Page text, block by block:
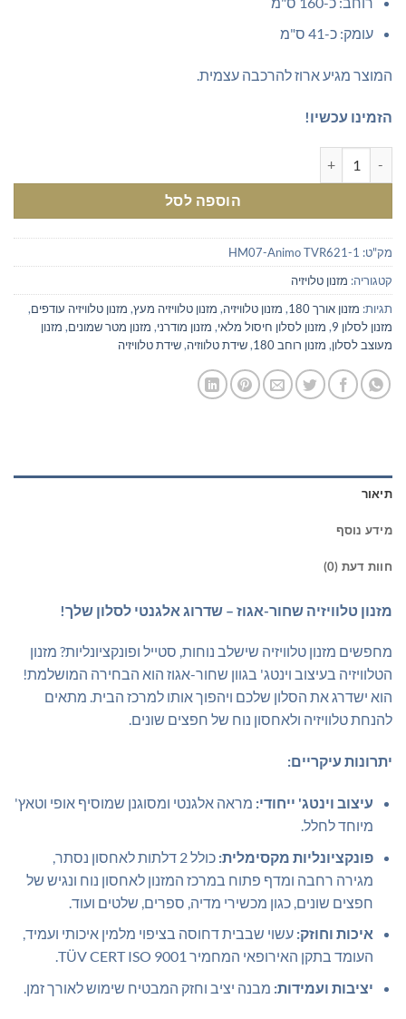
עומק: כ-41 ס"מ
המוצר מגיע ארוז להרכבה עצמית.
הזמינו עכשיו!
הוספה לסל
מק"ט: HM07-Animo TVR621-1
קטגוריה: מזנון טלויזיה
תגיות: מזנון אורך 180 , מזנון טלוויזיה, מזנון טלוויזיה מעץ, מזנון טלוויזיה עודפים,
מזנון לסלון 9
, מזנון לסלון חיסול מלאי, מזנון מודרני, מזנון מטר שמונים, מזנון
מעוצב לסלון, מזנון רוחב 180 ,שידת טלווזיה,שידת טלוויזיה
תיאור
מידע נוסף
חוות דעת (0)
מזנון טלוויזיה שחור-אגוז – שדרוג אלגנטי לסלון שלך!
מחפשים מזנון טלוויזיה שישלב נוחות, סטייל ופונקציונליות? מזנון
הטלוויזיה בעיצוב וינטג' בגוון שחור-אגוז הוא הבחירה המושלמת!
הוא ישדרג את הסלון שלכם ויהפוך אותו למרכז הבית. מתאים
להנחת טלוויזיה ולאחסון נוח של חפצים שונים.
יתרונות עיקריים:
עיצוב וינטג' ייחודי: מראה אלגנטי ומסוגנן שמוסיף אופי וטאץ'
מיוחד לחלל.
פונקציונליות מקסימלית:
כולל 2 דלתות לאחסון נסתר,
מגירה רחבה ומדף פתוח במרכז המזנון לאחסון נוח ונגיש של
חפצים שונים, כגון מכשירי מדיה, ספרים, שלטים ועוד.
איכות וחוזק: עשוי שבבית דחוסה בציפוי מלמין איכותי ועמיד,
העומד בתקן האירופאי המחמיר TÜV CERT ISO 9001.
יציבות ועמידות: מבנה יציב וחזק המבטיח שימוש לאורך זמן.